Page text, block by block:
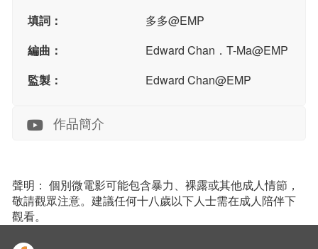
填詞：
多多@EMP
編曲：
Edward Chan．T-Ma@EMP
監製：
Edward Chan@EMP
作品簡介
聲明： 個別微電影可能包含暴力、裸露或其他成人情節，
敬請觀眾注意。建議任何十八歲以下人士需在成人陪伴下
觀看。